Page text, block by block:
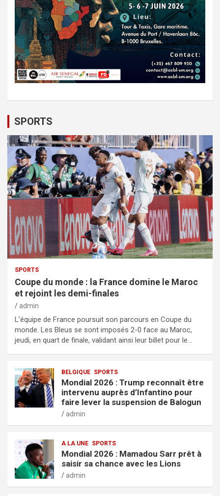
SPORTS
SPORTS
Coupe du monde : la France domine le Maroc
et rejoint les demi-finales
admin
L’équipe de France poursuit son parcours en Coupe du
monde. Les Bleus se sont imposés 2-0 face au Maroc,
jeudi, en quart de finale, validant ainsi leur billet pour le…
BELGIQUE SPORTS
Mondial 2026 : Trump reconnaît être
intervenu auprès d’Infantino pour
faire lever la suspension de Balogun
admin
A LA UNE SPORTS
Mondial 2026 : Mamadou Sarr prêt à
saisir sa chance avec les Lions
admin